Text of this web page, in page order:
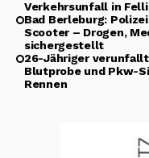
Verkehrsunfall in
Bad Berleburg:
Scooter – Drogen,
sichergestellt
26-Jähriger
Blutprobe und Pkw-
Rennen